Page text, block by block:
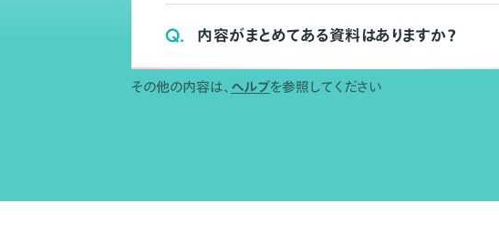
Q. 内容がまとめてある資料はありますか？
その他の内容は、 ヘルプを参照してください